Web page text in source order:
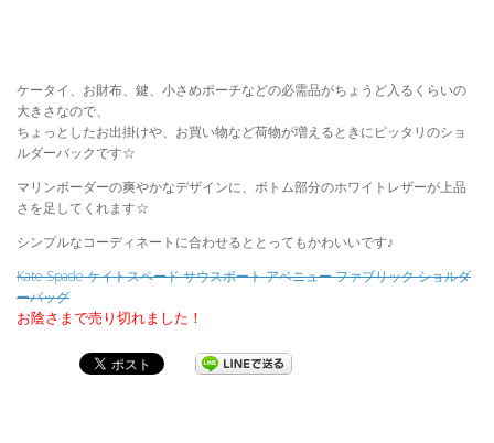
ケータイ、お財布、鍵、小さめポーチなどの必需品がちょうど入るくらいの
大きさなので、
ちょっとしたお出掛けや、お買い物など荷物が増えるときにピッタリのショ
ルダーバックです☆
マリンボーダーの爽やかなデザインに、ボトム部分のホワイトレザーが上品
さを足してくれます☆
シンプルなコーディネートに合わせるととってもかわいいです♪
Kate Spade ケイトスペード サウスポート アベニュー ファブリック ショルダ
ーバッグ
お陰さまで売り切れました！